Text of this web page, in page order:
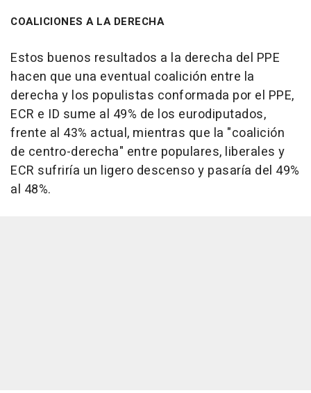
COALICIONES A LA DERECHA
Estos buenos resultados a la derecha del PPE
hacen que una eventual coalición entre la
derecha y los populistas conformada por el PPE,
ECR e ID sume al 49% de los eurodiputados,
frente al 43% actual, mientras que la "coalición
de centro-derecha" entre populares, liberales y
ECR sufriría un ligero descenso y pasaría del 49%
al 48%.